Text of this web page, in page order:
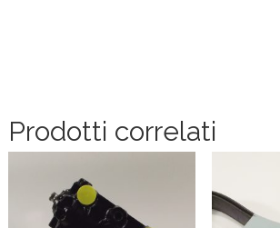
Prodotti correlati